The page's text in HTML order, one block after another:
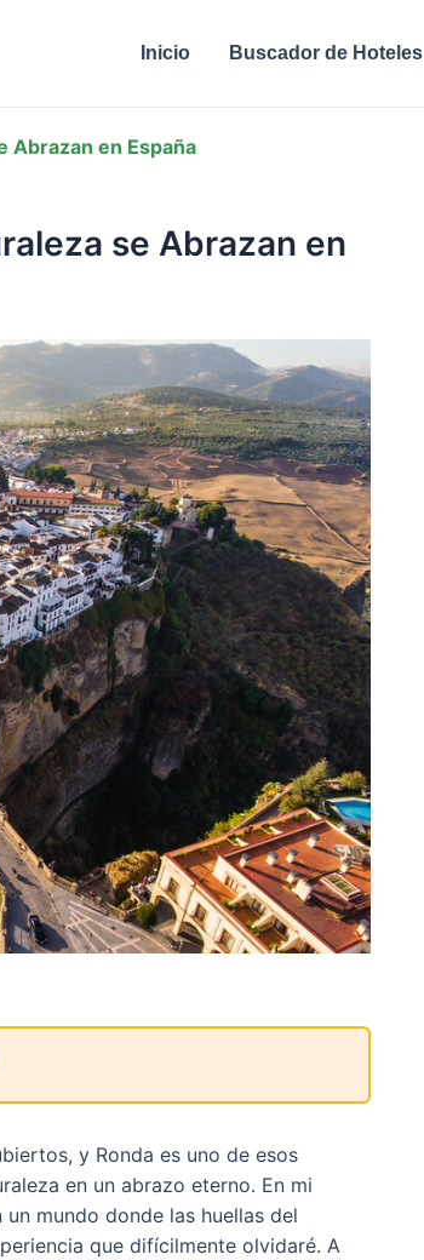
Inicio Buscador de Hoteles
Abrazan en España
se Abrazan en
y Ronda es uno de esos
en un abrazo eterno. En mi
mundo donde las huellas del
que difícilmente olvidaré. A